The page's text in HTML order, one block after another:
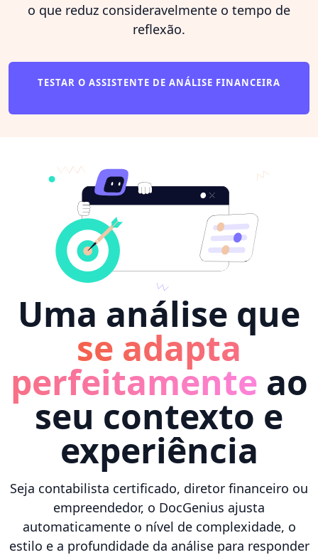
o que reduz consideravelmente o tempo de
reflexão.
TESTAR O ASSISTENTE DE ANÁLISE FINANCEIRA
Uma análise que
se adapta
perfeitamente ao
seu contexto e
experiência
Seja contabilista certificado, diretor financeiro ou
empreendedor, o DocGenius ajusta
automaticamente o nível de complexidade, o
estilo e a profundidade da análise para responder